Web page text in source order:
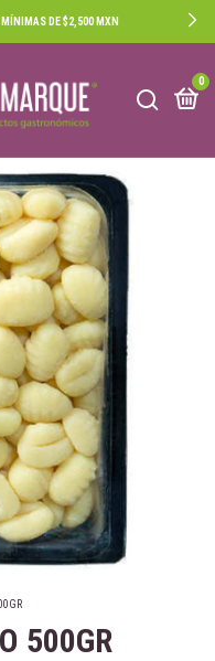
DE $2,500 MXN
0
500GR